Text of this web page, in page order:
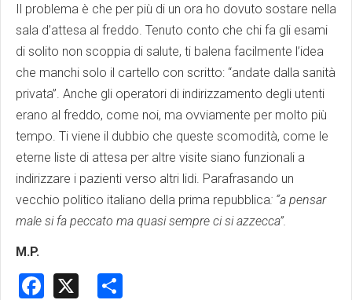
Il problema è che per più di un ora ho dovuto sostare nella
sala d’attesa al freddo. Tenuto conto che chi fa gli esami
di solito non scoppia di salute, ti balena facilmente l’idea
che manchi solo il cartello con scritto: “andate dalla sanità
privata”. Anche gli operatori di indirizzamento degli utenti
erano al freddo, come noi, ma ovviamente per molto più
tempo. Ti viene il dubbio che queste scomodità, come le
eterne liste di attesa per altre visite siano funzionali a
indirizzare i pazienti verso altri lidi. Parafrasando un
vecchio politico italiano della prima repubblica: “a pensar
male si fa peccato ma quasi sempre ci si azzecca”.
M.P.
Facebook